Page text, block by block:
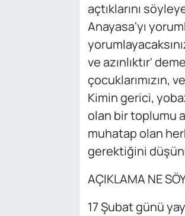
açtıklarını
Anayasa'yı
ve azınlıktır'
çocuklarımızın,
Kimin gerici,
olan bir toplumu
muhatap olan
gerektiğini
AÇIKLAMA NE
17 Şubat günü